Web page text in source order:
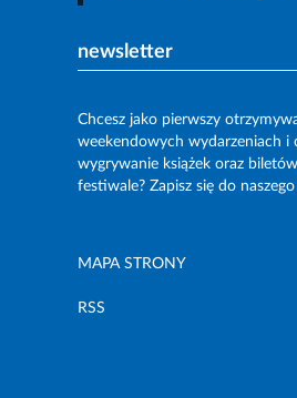
newsletter
Chcesz jako pierwszy
weekendowych wydarzeniach i
wygrywanie książek oraz
festiwale? Zapisz się do
MAPA STRONY
RSS